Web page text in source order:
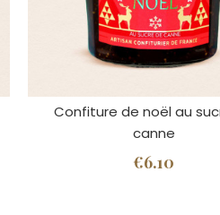
Confiture de noël au
canne
€6.10